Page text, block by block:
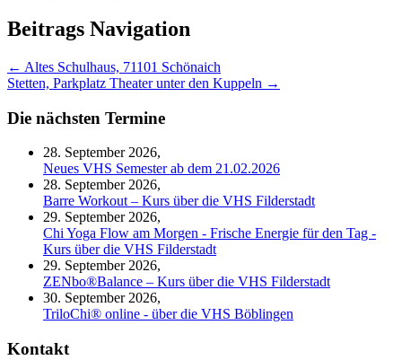
Beitrags Navigation
← Altes Schulhaus, 71101 Schönaich
Stetten, Parkplatz Theater unter den Kuppeln →
Die nächsten Termine
28. September 2026,
Neues VHS Semester ab dem 21.02.2026
28. September 2026,
Barre Workout – Kurs über die VHS Filderstadt
29. September 2026,
Chi Yoga Flow am Morgen - Frische Energie für den Tag -
Kurs über die VHS Filderstadt
29. September 2026,
ZENbo®Balance – Kurs über die VHS Filderstadt
30. September 2026,
TriloChi® online - über die VHS Böblingen
Kontakt